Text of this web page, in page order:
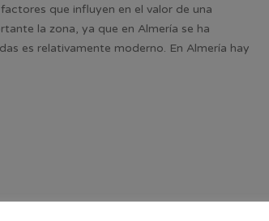
que influyen en el valor de una
la zona, ya que en Almería se ha
es relativamente moderno. En Almería hay